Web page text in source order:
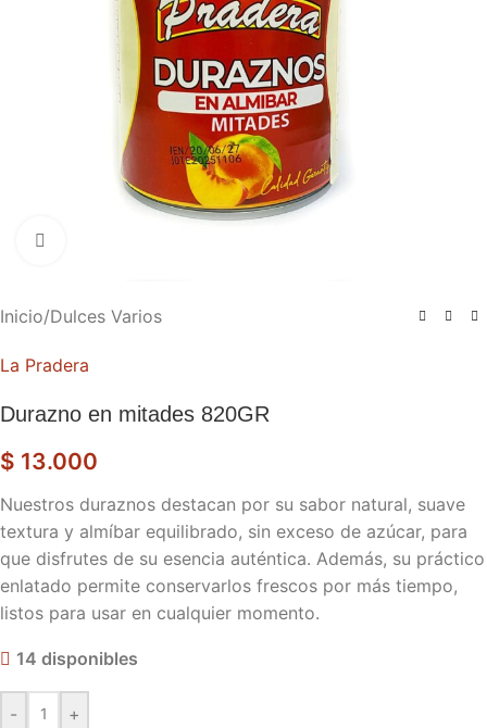
Inicio/Dulces Varios
La Pradera
Durazno en mitades 820GR
$ 13.000
Nuestros duraznos destacan por su sabor natural, suave
textura y almíbar equilibrado, sin exceso de azúcar, para
que disfrutes de su esencia auténtica. Además, su práctico
enlatado permite conservarlos frescos por más tiempo,
listos para usar en cualquier momento.
14 disponibles
- +